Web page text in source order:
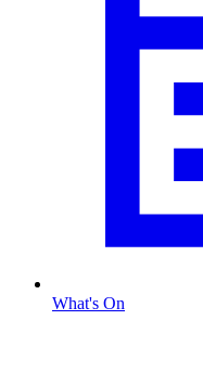
What's On